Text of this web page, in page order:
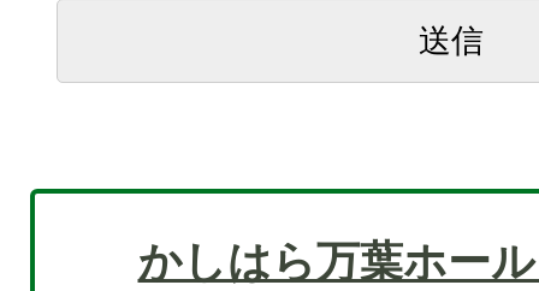
かしはら万葉ホー